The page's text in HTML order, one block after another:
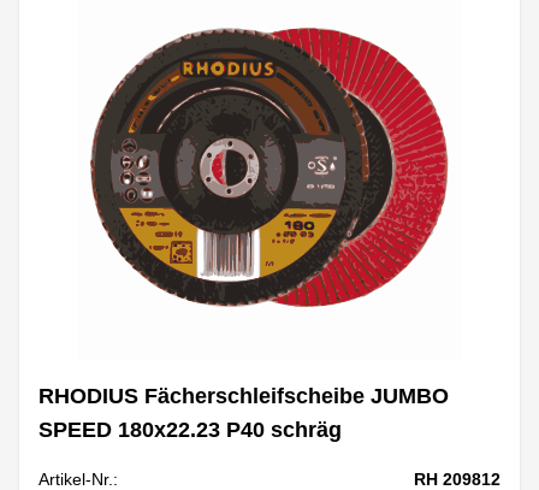
RHODIUS Fächerschleifscheibe JUMBO
SPEED 180x22.23 P40 schräg
Artikel-Nr.:
RH 209812